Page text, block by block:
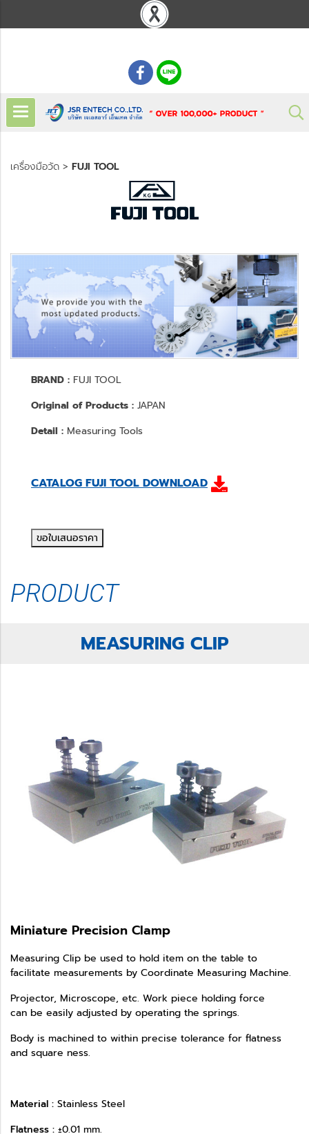
เครื่องมือวัด > FUJI TOOL
BRAND : FUJI TOOL
Original of Products : JAPAN
Detail : Measuring Tools
CATALOG FUJI TOOL DOWNLOAD
ขอใบเสนอราคา
PRODUCT
MEASURING CLIP
Miniature Precision Clamp
Measuring Clip be used to hold item on the table to
facilitate measurements by Coordinate Measuring Machine.
Projector, Microscope, etc. Work piece holding force
can be easily adjusted by operating the springs.
Body is machined to within precise tolerance for flatness
and square ness.
Material : Stainless Steel
Flatness : ±0.01 mm.